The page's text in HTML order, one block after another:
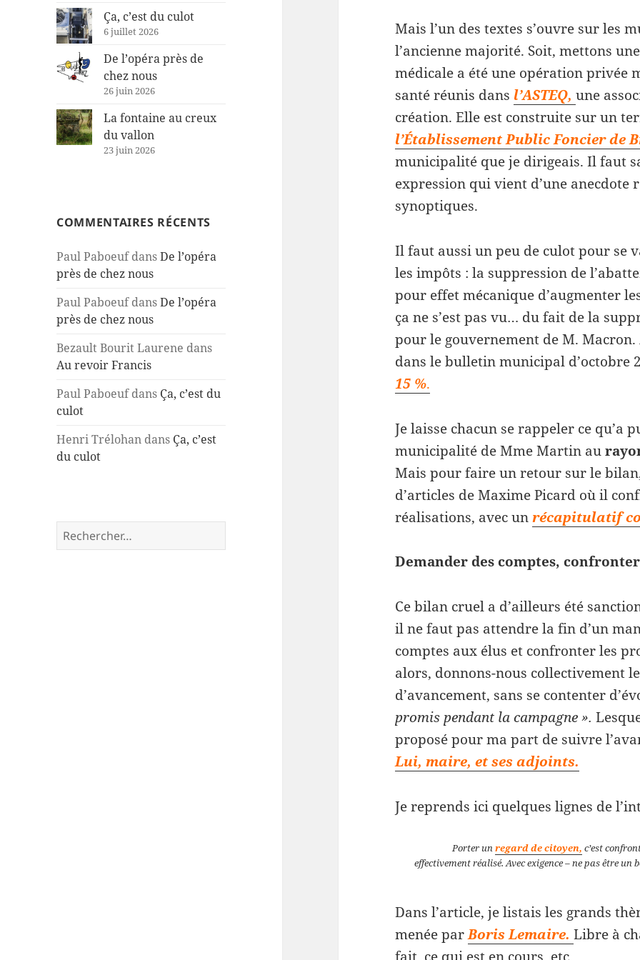
Ça, c’est du culot
6 juillet 2026
De l’opéra près de
chez nous
26 juin 2026
La fontaine au creux
du vallon
23 juin 2026
COMMENTAIRES RÉCENTS
Paul PaboeufdansDe l’opéra
près de chez nous
Paul PaboeufdansDe l’opéra
près de chez nous
Bezault Bourit Laurene dans
Au revoir Francis
Paul Paboeufdans Ça, c’est du
culot
Henri Trélohan dans Ça, c’est
du culot
Rechercher :
Mais l’un des textes s’ouvre sur les
l’ancienne majorité. Soit, mettons
médicale a été une opération privée
santé réunis dans l’ASTEQ,une
création. Elle est construite sur un
l’Établissement Public Foncier de
municipalité que je dirigeais. Il faut
expression qui vient d’une
synoptiques.
Il faut aussi un peu de culot pour se
les impôts : la suppression de
pour effet mécanique d’augmenter
ça ne s’est pas vu… du fait de la
pour le gouvernement de M.
dans le bulletin municipal d’octobre
15 %.
Je laisse chacun se rappeler ce qu’a
municipalité de Mme Martin au
Mais pour faire un retour sur le
d’articles de Maxime Picard où il
réalisations, avec unrécapitulatif
Demander des comptes,
Ce bilan cruel a d’ailleurs été
il ne faut pas attendre la fin d’un
comptes aux élus et confronter les
alors, donnons-nous collectivement
d’avancement, sans se contenter
promis pendant la campagne ».
proposé pour ma part de suivre
Lui, maire, et ses adjoints.
Je reprends ici quelques lignes de
Porter unregard de citoyen, c’est
effectivement réalisé. Avec exigence – ne pas être
Dans l’article, je listais les grands
menée parBoris Lemaire.Libre à